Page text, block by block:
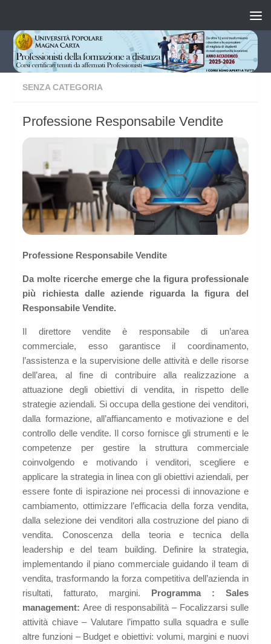
SENZA CATEGORIA
Professione Responsabile Vendite
Professione Responsabile Vendite
Da molte ricerche emerge che la figura professionale
più richiesta dalle aziende riguarda la figura del
Responsabile Vendite.
Il direttore vendite è responsabile di un’area
commerciale, esso garantisce il coordinamento,
l’assistenza e la supervisione delle attività e delle risorse
dell’area, al fine di contribuire alla realizzazione a
attuazione degli obiettivi di vendita, in rispetto delle
strategie aziendali. Si occupa della gestione dei venditori,
dalla formazione, all’affiancamento e motivazione e del
controllo delle vendite. Il corso fornisce gli strumenti e le
competenze per gestire la struttura commerciale
coinvolgendo e motivando i venditori, scegliere e
applicare la strategia in linea con gli obiettivi aziendali, per
essere fonte di ispirazione nei processi di innovazione e
cambiamento, ottimizzare l’efficacia della forza vendita,
dalla selezione dei venditori alla costruzione del piano di
vendita. Conoscenza della teoria e tecnica della
leadership e del team building. Definire la strategia,
implementando il piano commerciale guidando il team di
vendita, trasformando la forza competitiva dell’azienda in
risultati, fatturato, margini. Programma : Sales
management:Aree di responsabilità – Focalizzarsi sulle
attività chiave – Valutare l’impatto sulla squadra e sulle
altre funzioni – Budget e obiettivi: volumi, margini e nuovi